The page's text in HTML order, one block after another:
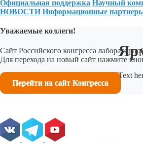
Официальная поддержка Научный
НОВОСТИ Информационные
Уважаемые коллеги!
Сайт Российского конгресса
Для перехода на новый сайт нажмите
Перейти на сайт Конгресса
Text